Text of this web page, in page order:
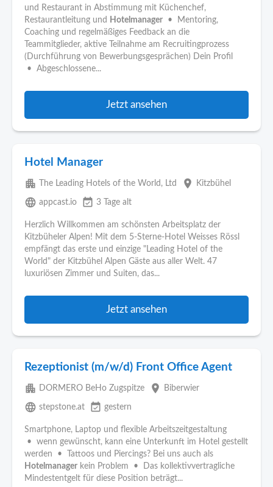
und Restaurant in Abstimmung mit Küchenchef,
Restaurantleitung und
Hotelmanager • Mentoring,
Coaching und regelmäßiges Feedback an die
Teammitglieder, aktive Teilnahme am Recruitingprozess
(Durchführung von Bewerbungsgesprächen) Dein Profil
• Abgeschlossene...
Jetzt ansehen
Hotel Manager
apartment The Leading Hotels of the World, Ltd place Kitzbühel
language appcast.io event_available 3 Tage alt
Herzlich Willkommen am schönsten Arbeitsplatz der
Kitzbüheler Alpen! Mit dem 5-Sterne-Hotel Weisses Rössl
empfängt das erste und einzige "Leading Hotel of the
World" der Kitzbühel Alpen Gäste aus aller Welt. 47
luxuriösen Zimmer und Suiten, das...
Jetzt ansehen
Rezeptionist (m/w/d) Front Office Agent
apartment DORMERO BeHo Zugspitze place Biberwier
language stepstone.at event_available gestern
Smartphone, Laptop und flexible Arbeitszeitgestaltung
• wenn gewünscht, kann eine Unterkunft im Hotel gestellt
werden • Tattoos und Piercings? Bei uns auch als
Hotelmanager kein Problem • Das kollektivvertragliche
Mindestentgelt für diese Position beträgt...